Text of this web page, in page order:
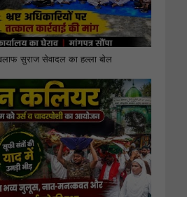
सुराज सेवादल का हल्ला बोल